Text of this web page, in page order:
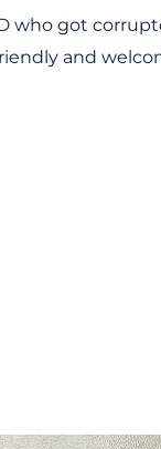
who got
and